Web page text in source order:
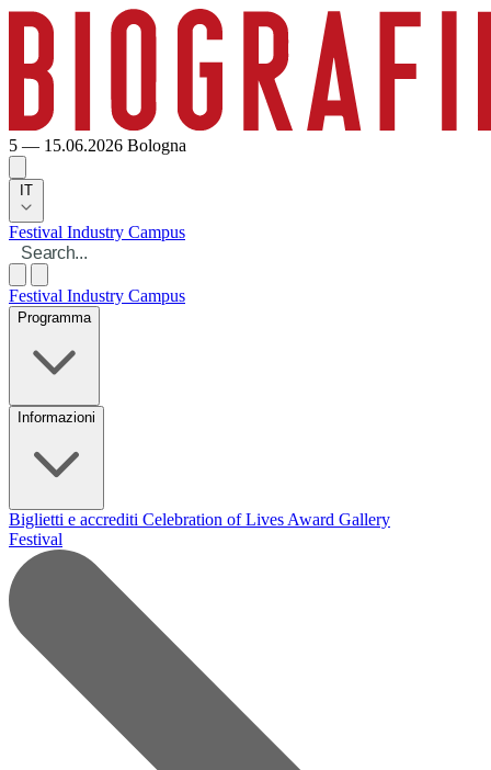
5 — 15.06.2026 Bologna
IT
Festival Industry Campus
Festival Industry Campus
Programma
Informazioni
Biglietti e accrediti Celebration of Lives Award Gallery
Festival